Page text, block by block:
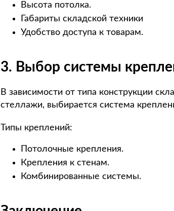
Высота потолка.
Габариты складской техники
Удобство доступа к товарам.
3. Выбор системы
В зависимости от типа конструкции
стеллажи, выбирается система
Типы креплений:
Потолочные крепления.
Крепления к стенам.
Комбинированные системы.